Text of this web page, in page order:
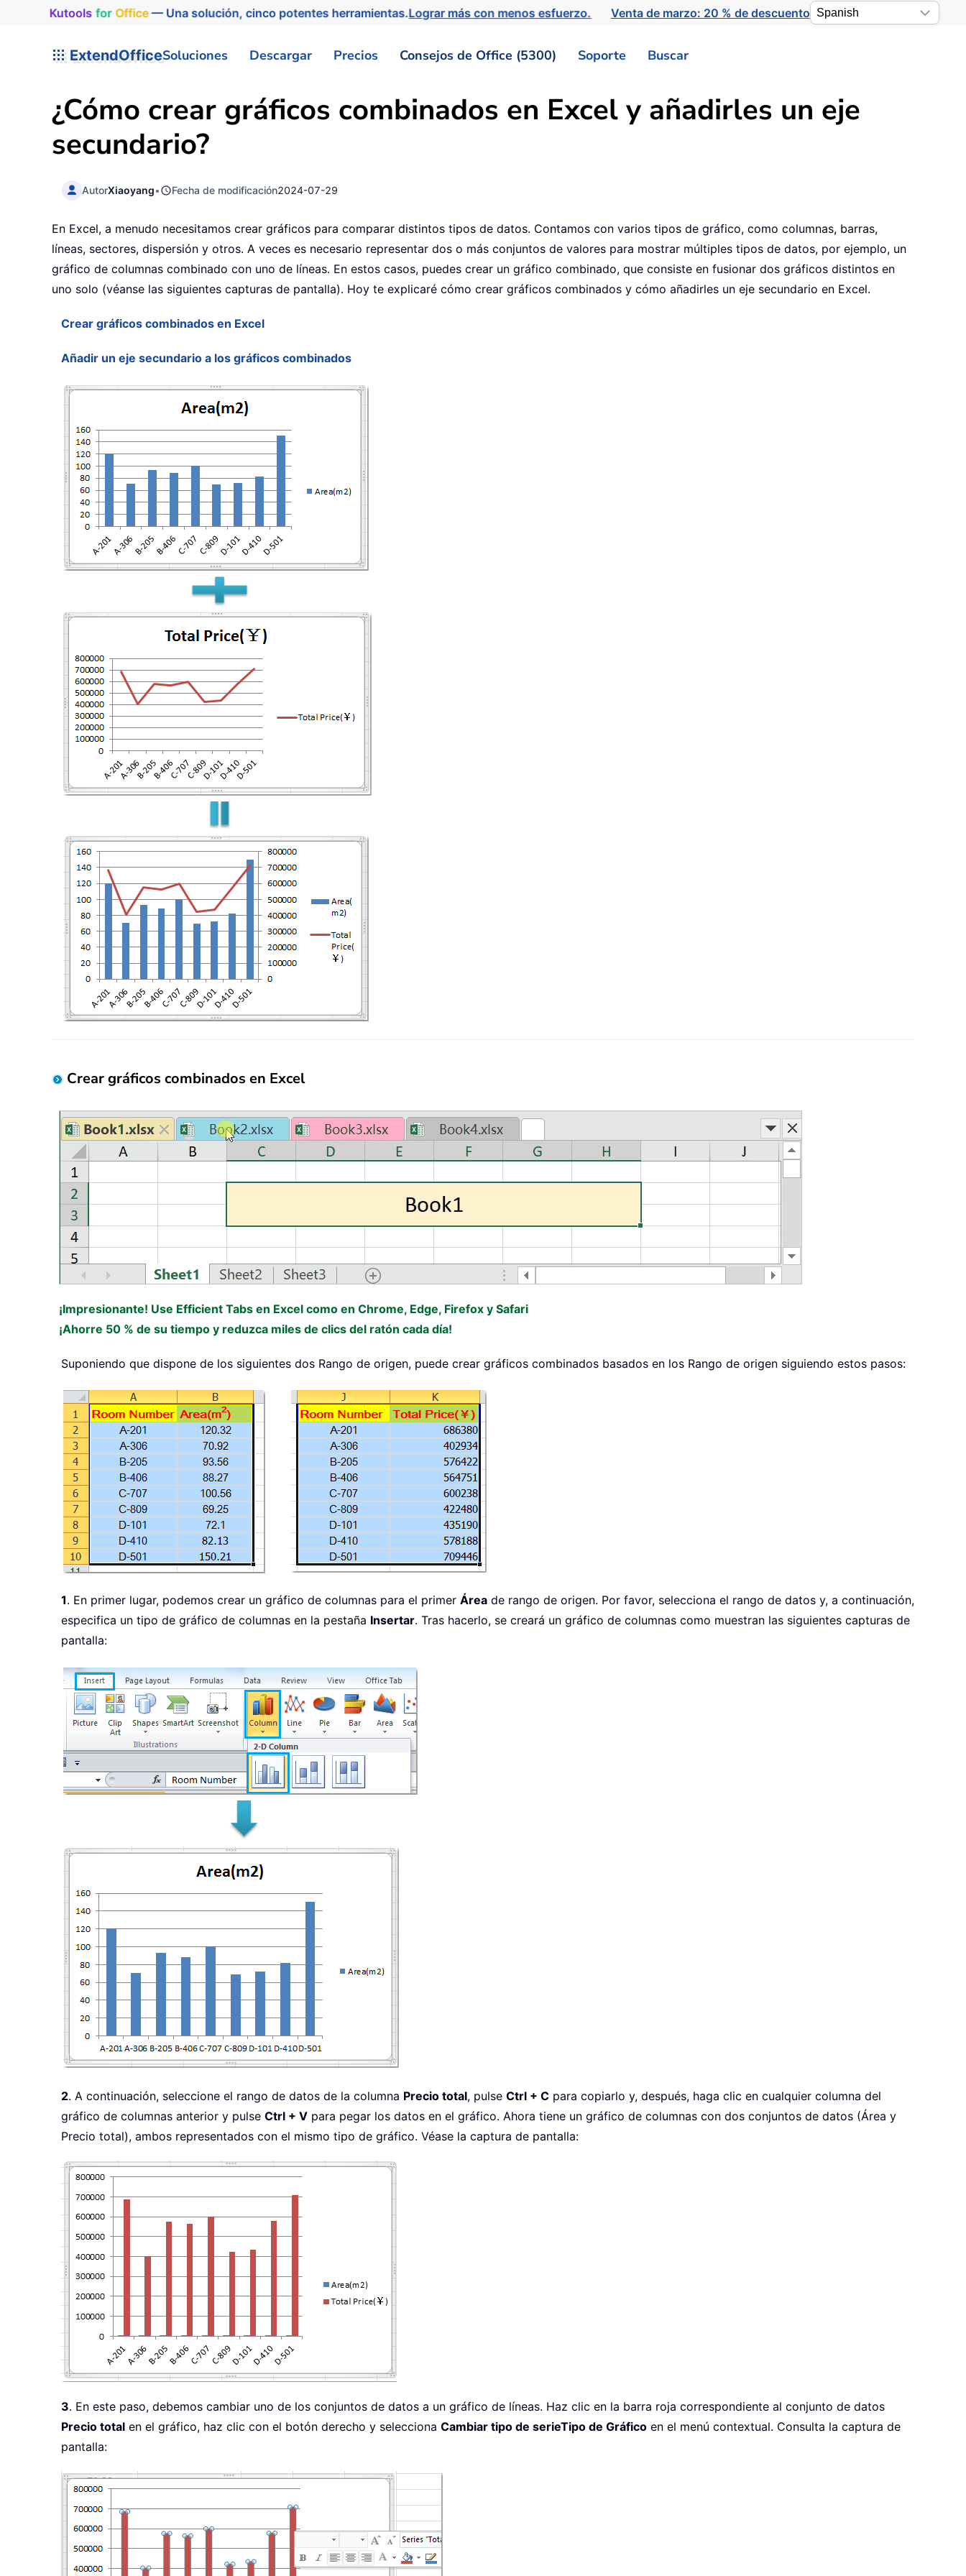
Kutools for Office— Una solución, cinco potentes herramientas.Lograr más con menos esfuerzo. Venta de marzo: 20 % de descuento
ExtendOfficeSoluciones Descargar Precios Consejos de Office (5300) Soporte Buscar
¿Cómo crear gráficos combinados en Excel y añadirles un eje
secundario?
AutorXiaoyang• Fecha de modificación2024-07-29
En Excel, a menudo necesitamos crear gráficos para comparar distintos tipos de datos. Contamos con varios tipos de gráfico, como columnas, barras,
líneas, sectores, dispersión y otros. A veces es necesario representar dos o más conjuntos de valores para mostrar múltiples tipos de datos, por ejemplo, un
gráfico de columnas combinado con uno de líneas. En estos casos, puedes crear un gráfico combinado, que consiste en fusionar dos gráficos distintos en
uno solo (véanse las siguientes capturas de pantalla). Hoy te explicaré cómo crear gráficos combinados y cómo añadirles un eje secundario en Excel.
Crear gráficos combinados en Excel
Añadir un eje secundario a los gráficos combinados
Crear gráficos combinados en Excel
¡Impresionante! Use Efficient Tabs en Excel como en Chrome, Edge, Firefox y Safari
¡Ahorre 50 % de su tiempo y reduzca miles de clics del ratón cada día!
Suponiendo que dispone de los siguientes dos Rango de origen, puede crear gráficos combinados basados en los Rango de origen siguiendo estos pasos:
1. En primer lugar, podemos crear un gráfico de columnas para el primer Área de rango de origen. Por favor, selecciona el rango de datos y, a continuación,
especifica un tipo de gráfico de columnas en la pestaña Insertar. Tras hacerlo, se creará un gráfico de columnas como muestran las siguientes capturas de
pantalla:
2. A continuación, seleccione el rango de datos de la columna Precio total, pulse Ctrl + C para copiarlo y, después, haga clic en cualquier columna del
gráfico de columnas anterior y pulse Ctrl + V para pegar los datos en el gráfico. Ahora tiene un gráfico de columnas con dos conjuntos de datos (Área y
Precio total), ambos representados con el mismo tipo de gráfico. Véase la captura de pantalla:
3. En este paso, debemos cambiar uno de los conjuntos de datos a un gráfico de líneas. Haz clic en la barra roja correspondiente al conjunto de datos
Precio total en el gráfico, haz clic con el botón derecho y selecciona Cambiar tipo de serieTipo de Gráfico en el menú contextual. Consulta la captura de
pantalla: